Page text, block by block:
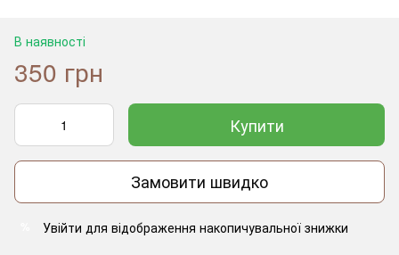
В наявності
350 грн
Купити
Замовити швидко
Увійти для відображення накопичувальної знижки